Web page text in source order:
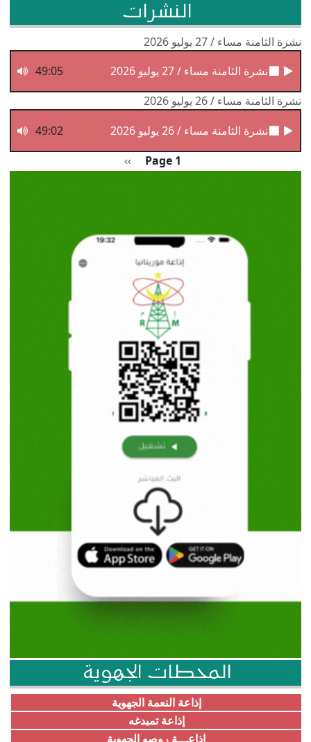
النشرات
نشرة الثامنة مساء / 27 يوليو 2026
نشرة الثامنة مساء / 27 يوليو 2026
49:05
نشرة الثامنة مساء / 26 يوليو 2026
نشرة الثامنة مساء / 26 يوليو 2026
49:02
Page 1 الصفحة التالية
››
المحطات الجهوية
إذاعة النعمة الجهوية
إذاعة تمبدغه
إذاعـــة روصو الجهوية